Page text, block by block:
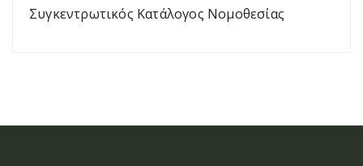
Συγκεντρωτικός Κατάλογος Νομοθεσίας